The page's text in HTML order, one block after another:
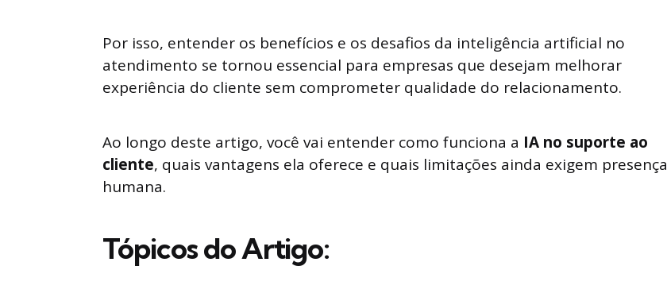
Por isso, entender os benefícios e os desafios da inteligência artificial no
atendimento se tornou essencial para empresas que desejam melhorar
experiência do cliente sem comprometer qualidade do relacionamento.
Ao longo deste artigo, você vai entender como funciona a IA no suporte ao
cliente, quais vantagens ela oferece e quais limitações ainda exigem presença
humana.
Tópicos do Artigo: